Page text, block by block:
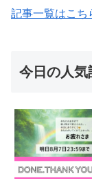
記事一覧はこち
今日の人気